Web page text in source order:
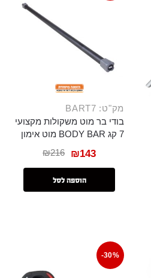
מק"ט: BART7
בודי בר מוט משקולות מקצועי
7 קג BODY BAR מוט אימון
₪216 ₪143
הוספה לסל
-30%